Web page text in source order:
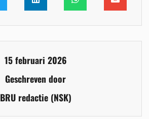
15 februari 2026
Geschreven door
BRU redactie (NSK)